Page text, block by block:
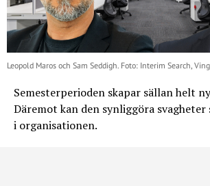
Leopold Maros och Sam Seddigh. Foto: Interim Search,
Semesterperioden skapar sällan helt
Däremot kan den synliggöra
i organisationen.